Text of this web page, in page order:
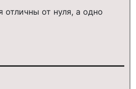
от нуля, а одно